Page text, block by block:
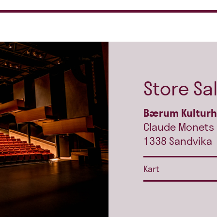
Store Sal
Bærum
Claude Monets
1338 Sandvika
Kart